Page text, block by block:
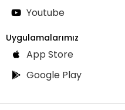
Youtube
Uygulamalarımız
App Store
Google Play